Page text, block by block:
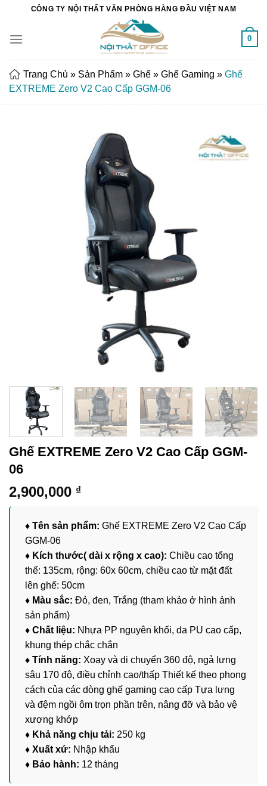
Chuyển
nội
CÔNG TY NỘI THẤT VĂN PHÒNG HÀNG ĐẦU VIỆT NAM
0
Trang Chủ » Sản Phẩm » Ghế » Ghế Gaming » Ghế
EXTREME Zero V2 Cao Cấp GGM-06
Ghế EXTREME Zero V2 Cao Cấp GGM-
06
2,900,000 ₫
♦ Tên sản phẩm: Ghế EXTREME Zero V2 Cao Cấp
GGM-06
♦ Kích thước( dài x rộng x cao): Chiều cao tổng
thể: 135cm, rộng: 60x 60cm, chiều cao từ mặt đất
lên ghế: 50cm
♦ Màu sắc: Đỏ, đen, Trắng (tham khảo ở hình ảnh
sản phẩm)
♦ Chất liệu: Nhựa PP nguyên khối, da PU cao cấp,
khung thép chắc chắn
♦ Tính năng: Xoay và di chuyển 360 độ, ngả lưng
sâu 170 độ, điều chỉnh cao/thấp Thiết kế theo phong
cách của các dòng ghế gaming cao cấp Tựa lưng
và đệm ngồi ôm trọn phần trên, nâng đỡ và bảo vệ
xương khớp
♦ Khả năng chịu tải: 250 kg
♦ Xuất xứ: Nhập khẩu
♦ Bảo hành: 12 tháng